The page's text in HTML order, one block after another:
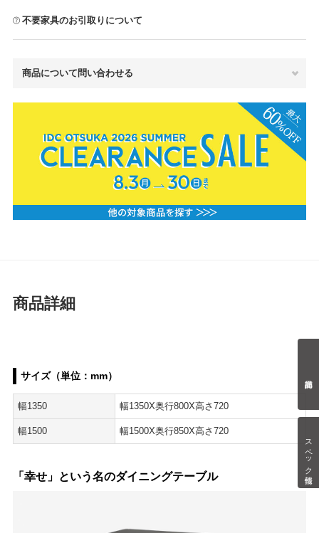
スペック情報
不要家具のお引取りについて
商品について問い合わせる
商品詳細
サイズ（単位：mm）
幅1350 幅1350X奥行800X高さ720
幅1500 幅1500X奥行850X高さ720
「幸せ」という名のダイニングテーブル